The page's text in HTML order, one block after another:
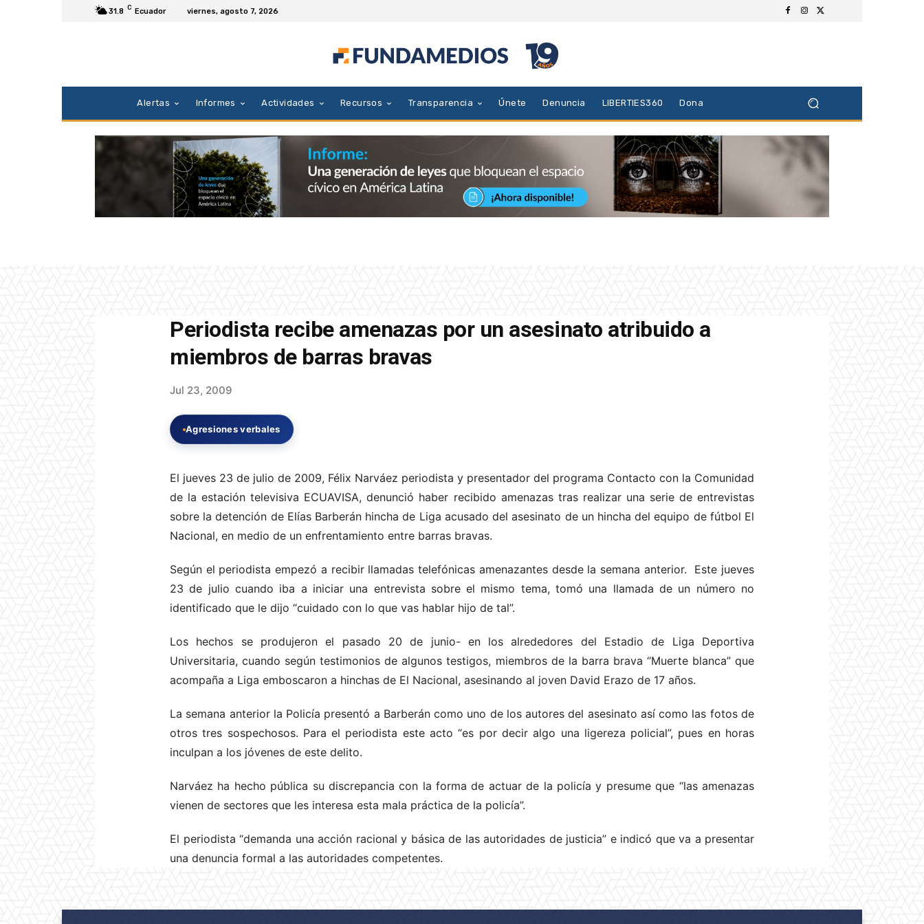
31.8 C Ecuador viernes, agosto 7, 2026
Alertas Informes Actividades Recursos Transparencia Únete Denuncia LIBERTIES360 Dona
Periodista recibe amenazas por un asesinato atribuido a
miembros de barras bravas
Jul 23, 2009
Agresiones verbales
El jueves 23 de julio de 2009, Félix Narváez periodista y presentador del programa Contacto con la Comunidad
de la estación televisiva ECUAVISA, denunció haber recibido amenazas tras realizar una serie de entrevistas
sobre la detención de Elías Barberán hincha de Liga acusado del asesinato de un hincha del equipo de fútbol El
Nacional, en medio de un enfrentamiento entre barras bravas.
Según el periodista empezó a recibir llamadas telefónicas amenazantes desde la semana anterior. Este jueves
23 de julio cuando iba a iniciar una entrevista sobre el mismo tema, tomó una llamada de un número no
identificado que le dijo “cuidado con lo que vas hablar hijo de tal”.
Los hechos se produjeron el pasado 20 de junio- en los alrededores del Estadio de Liga Deportiva
Universitaria, cuando según testimonios de algunos testigos, miembros de la barra brava “Muerte blanca” que
acompaña a Liga emboscaron a hinchas de El Nacional, asesinando al joven David Erazo de 17 años.
La semana anterior la Policía presentó a Barberán como uno de los autores del asesinato así como las fotos de
otros tres sospechosos. Para el periodista este acto “es por decir algo una ligereza policial”, pues en horas
inculpan a los jóvenes de este delito.
Narváez ha hecho pública su discrepancia con la forma de actuar de la policía y presume que “las amenazas
vienen de sectores que les interesa esta mala práctica de la policía”.
El periodista “demanda una acción racional y básica de las autoridades de justicia” e indicó que va a presentar
una denuncia formal a las autoridades competentes.